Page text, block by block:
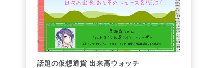
話題の仮想通貨 出来高ウォッチ